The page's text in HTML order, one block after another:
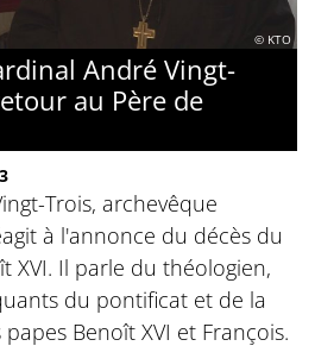
© KTO
André Vingt-
au Père de
Trois, archevêque
à l'annonce du décès du
XVI. Il parle du théologien,
du pontificat et de la
Benoît XVI et François.